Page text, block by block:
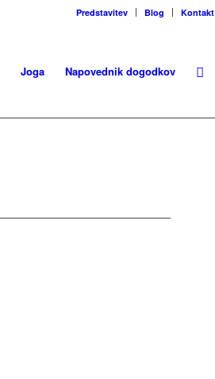
Predstavitev Blog Kontakt
Joga Napovednik dogodkov